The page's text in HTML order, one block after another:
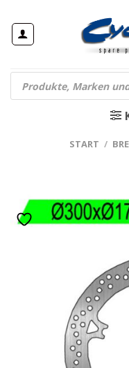
Inhalt
springen
Products
search
START /